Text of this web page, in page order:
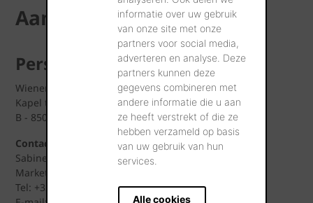
informatie over uw gebruik
van onze site met onze
partners voor social media,
adverteren en analyse. Deze
partners kunnen deze
gegevens combineren met
andere informatie die u aan
ze heeft verstrekt of die ze
hebben verzameld op basis
van uw gebruik van hun
services.
Alle cookies
Aanspreekpartners
Pers nationaal
Wienerberger NV
Kapel ter Bede 121
B - 8500 KORTRIJK
Contactpersoon:
Sabine Merlevede
Marketing Communication Manager
Tel: +32 (0) 479 34 60 88